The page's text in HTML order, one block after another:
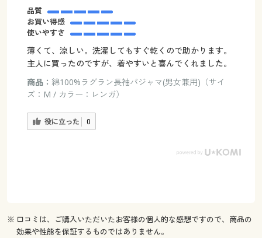
品質
お買い得感
使いやすさ
薄くて、涼しい。洗濯してもすぐ乾くので助かります。
主人に買ったのですが、着やすいと喜んでくれました。
商品： 綿100%ラグラン長袖パジャマ(男女兼用)（サイ
ズ：M / カラー：レンガ）
役に立った 0
※ 口コミは、ご購入いただいたお客様の個人的な感想ですので、商品の
効果や性能を保証するものではありません。